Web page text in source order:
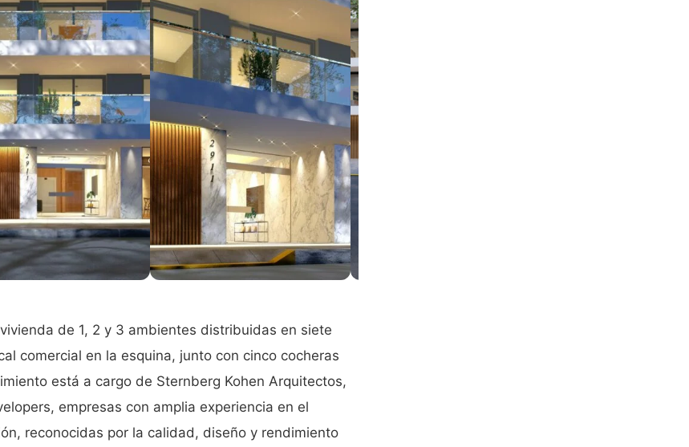
de 1, 2 y 3 ambientes distribuidas en siete
comercial en la esquina, junto con cinco cocheras
está a cargo de Sternberg Kohen Arquitectos,
empresas con amplia experiencia en el
reconocidas por la calidad, diseño y rendimiento